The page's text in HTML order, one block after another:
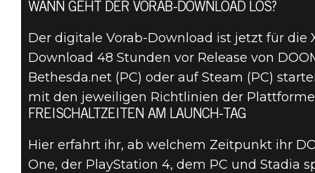
10. März 2020
DOOM ETERNAL
– LAUNCH-
DETAILS
WANN GEHT DER VORAB-DOWNLOAD LOS?
Der digitale Vorab-Download ist jetzt für die
Download 48 Stunden vor Release von
Bethesda.net (PC) oder auf Steam (PC)
mit den jeweiligen Richtlinien der
FREISCHALTZEITEN AM LAUNCH-TAG
Hier erfahrt ihr, ab welchem Zeitpunkt ihr
One, der PlayStation 4, dem PC und Stadia